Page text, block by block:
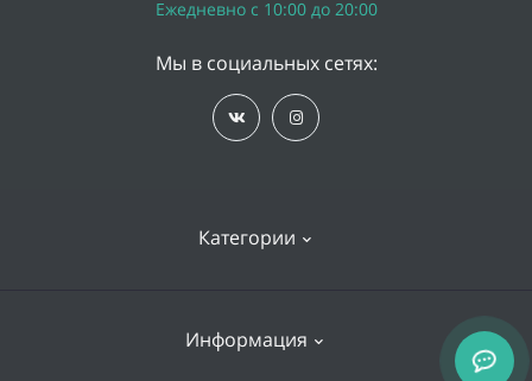
Категории
Информация
Ежедневно с 10:00 до 20:00
Мы в социальных сетях: